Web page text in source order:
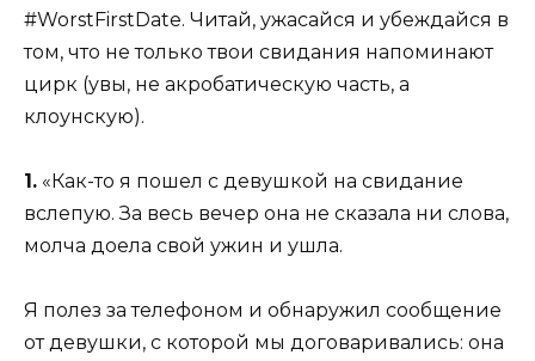
#WorstFirstDate. Читай, ужасайся и убеждайся в
том, что не только твои свидания напоминают
цирк (увы, не акробатическую часть, а
клоунскую).
1. «Как-то я пошел с девушкой на свидание
вслепую. За весь вечер она не сказала ни слова,
молча доела свой ужин и ушла.
Я полез за телефоном и обнаружил сообщение
от девушки, с которой мы договаривались: она